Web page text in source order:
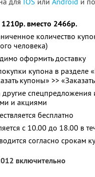
1210р. вместо 2466р.
количество
человека)
оформить доставку
купона в разделе
купоны» >>
спецпредложения
и акциями
бесплатно
с 10.00 до 18.00 в
согласно срокам
включительно